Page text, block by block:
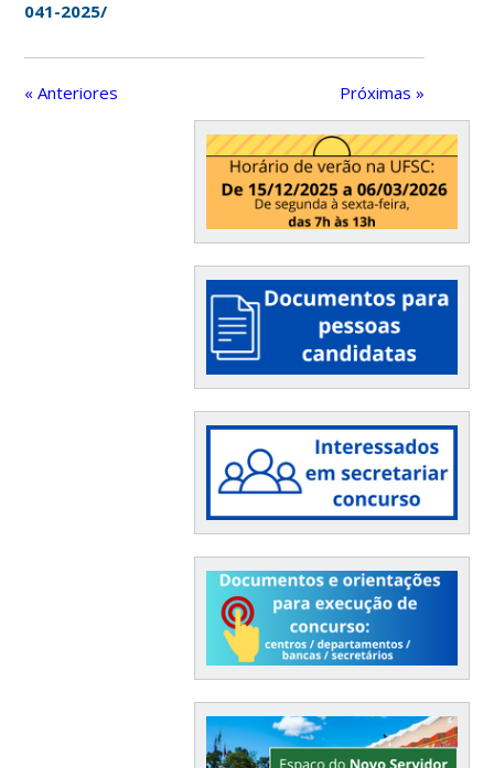
041-2025/
« Anteriores Próximas »